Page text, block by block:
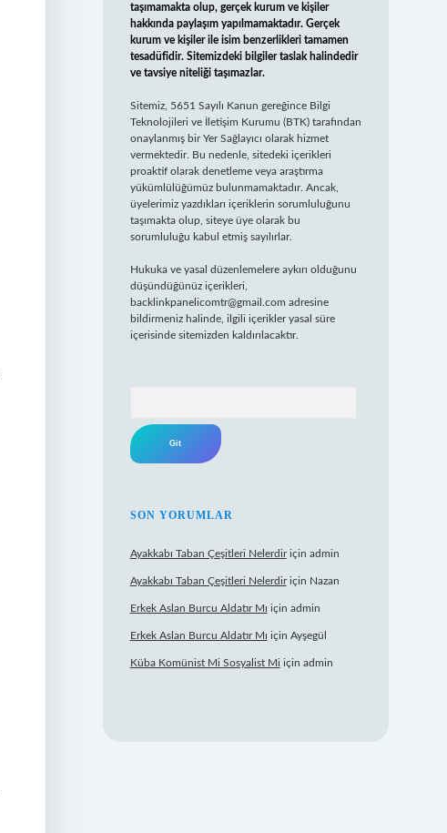
taşımamakta olup, gerçek kurum ve kişiler
hakkında paylaşım yapılmamaktadır. Gerçek
kurum ve kişiler ile isim benzerlikleri tamamen
tesadüfidir. Sitemizdeki bilgiler taslak halindedir
ve tavsiye niteliği taşımazlar.
Sitemiz, 5651 Sayılı Kanun gereğince Bilgi
Teknolojileri ve İletişim Kurumu (BTK) tarafından
onaylanmış bir Yer Sağlayıcı olarak hizmet
vermektedir. Bu nedenle, sitedeki içerikleri
proaktif olarak denetleme veya araştırma
yükümlülüğümüz bulunmamaktadır. Ancak,
üyelerimiz yazdıkları içeriklerin sorumluluğunu
taşımakta olup, siteye üye olarak bu
sorumluluğu kabul etmiş sayılırlar.
Hukuka ve yasal düzenlemelere aykırı olduğunu
düşündüğünüz içerikleri,
backlinkpanelicomtr@gmail.com adresine
bildirmeniz halinde, ilgili içerikler yasal süre
içerisinde sitemizden kaldırılacaktır.
SON YORUMLAR
Ayakkabı Taban Çeşitleri Nelerdiriçin admin
Ayakkabı Taban Çeşitleri Nelerdiriçin Nazan
Erkek Aslan Burcu Aldatır Mı için admin
Erkek Aslan Burcu Aldatır Mı için Ayşegül
Küba Komünist Mi Sosyalist Mi için admin